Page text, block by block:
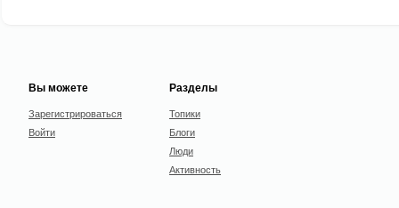
Вы можете
Зарегистрироваться
Войти
Разделы
Топики
Блоги
Люди
Активность